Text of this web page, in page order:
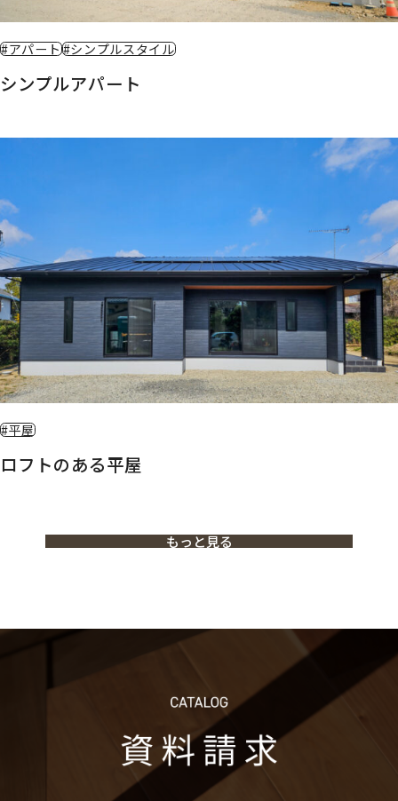
もっと見る
#アパート#シンプルスタイル
シンプルアパート
#平屋
ロフトのある平屋